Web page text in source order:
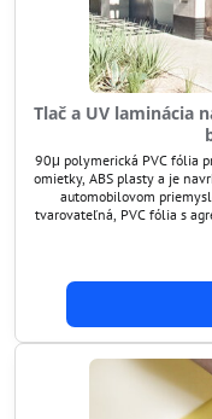
Tlač a UV laminácia
90μ polymerická PVC fólia
omietky, ABS plasty a je
automobilovom
tvarovateľná, PVC fólia s
industriálna fólia na